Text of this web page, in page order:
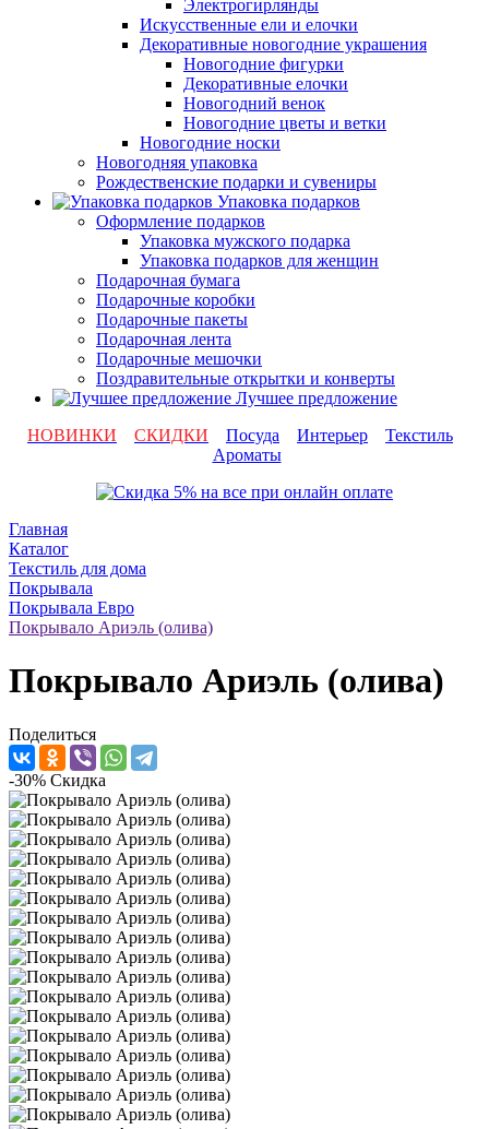
Электрогирлянды
Искусственные ели и елочки
Декоративные новогодние украшения
Новогодние фигурки
Декоративные елочки
Новогодний венок
Новогодние цветы и ветки
Новогодние носки
Новогодняя упаковка
Рождественские подарки и сувениры
Упаковка подарков
Оформление подарков
Упаковка мужского подарка
Упаковка подарков для женщин
Подарочная бумага
Подарочные коробки
Подарочные пакеты
Подарочная лента
Подарочные мешочки
Поздравительные открытки и конверты
Лучшее предложение
НОВИНКИ
СКИДКИ Посуда Интерьер
Текстиль
Ароматы
Главная
Каталог
Текстиль для дома
Покрывала
Покрывала Евро
Покрывало Ариэль (олива)
Покрывало Ариэль (олива)
Поделиться
-30% Скидка